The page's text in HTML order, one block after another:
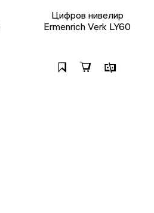
Цифров нивелир
Ermenrich Verk LY60